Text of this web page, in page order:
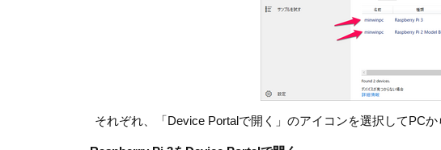
それぞれ、「Device Portalで開く」のアイコンを選択してPCか